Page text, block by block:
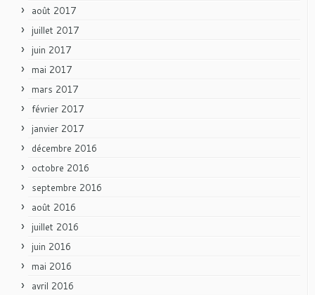
août 2017
juillet 2017
juin 2017
mai 2017
mars 2017
février 2017
janvier 2017
décembre 2016
octobre 2016
septembre 2016
août 2016
juillet 2016
juin 2016
mai 2016
avril 2016